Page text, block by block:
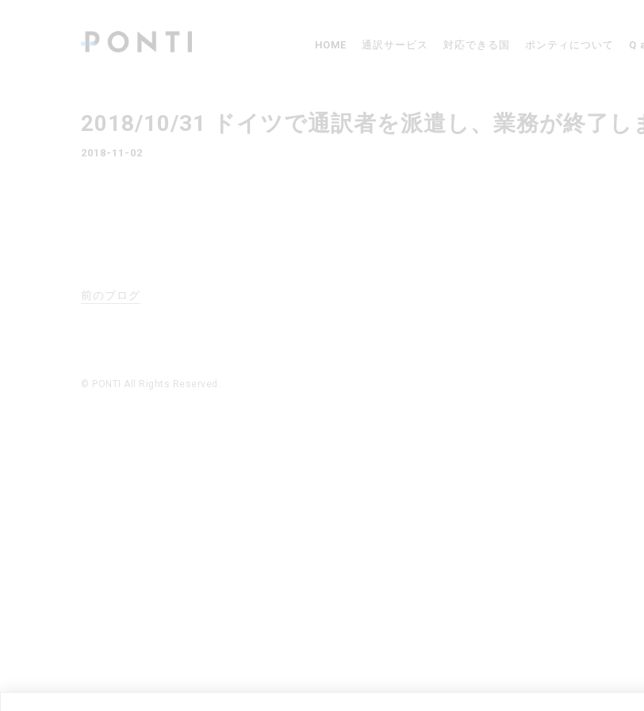
HOME 通訳サービス 対応できる国 ポンティについて Q
2018/10/31 ドイツで通訳者を派遣し、業務が終了し
2018-11-02
前のブログ
© PONTI All Rights Reserved.